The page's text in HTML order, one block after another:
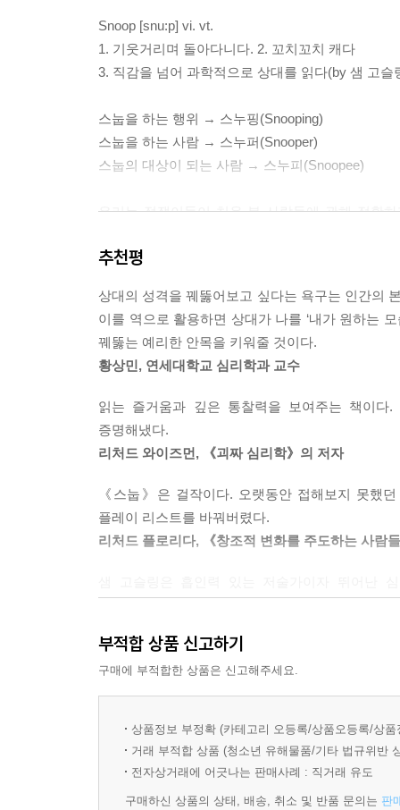
얼룩점에 담긴 지혜
CHAPTER 9_올바른 통찰의 가로막는 5가지 함정
함정 2: 엉뚱한 단서에서 의미를 유추한다
함정 3: 상관없는 단서를 활용한다
함정 4: 틈새에 맹점이 있다
스누핑이 준 선물
스누핑으로 그린 성격 그림
감정이 만들어낸 성격
CHAPTER 11_스누핑의 진정한 매력
성격을 반영한 공간 설계
나만의 비밀 상자
내가 원하는 모습의 나
주
찾아보기
“흠, 이 머리빗은 꽤 크군요. 아마도 남자 것인 듯 싶
세면대 주변을 찍은 사진이 이런 나의 추리를 뒷
다. 어질러지고 지저분한 정도를 봐서 남자의 욕
브형 스킨 크림은 끝이 아니라 중간에서부터 눌러
는데 흔히 게이클럽에서 많이 틀어주는 장르다.
을 쓴다는 점을 종합해보니 점차 일관적인 모습이
이메일의 서명란은 사람들이 자기 정체성에 대해
래쪽에 자신의 정체성에서 특히 중요하게 생각하
경구들이다.
A. 개인적 관심사의 좁은 한계를 뛰어넘어 모든
C. 삶에는 2가지 선택이 있다: 주어진 환경과 조건
D. 당신도 알겠지만, 세상 참 좁지요.?하지만 이
E. 언제나 부정을 막아낼 수는 없을지도 모른다.
네이터 3〉 중 아놀드 슈왈츠네거의 대사
G. 미래는 자신들의 아름다운 꿈을 믿는 사람들에
H. 먼저 연주를 하고 나서 무슨 곡이었는지 말해주
1. 경찰관.
2. 인간의 행동양식 진화론에 관심이 있는 대학원
5. 풍부한 상상력과 원대한 지적 도약을 이루어낸
6. 우리 대학의 박사학위 과정에 합격하고 싶은 대
7. 심리학 교수.
8. 상사의 부적절한 간통행위를 알리는 이 메일을
Snoop [snu:p] vi. vt.
1. 기웃거리며 돌아다니다. 2. 꼬치꼬치 캐다
3. 직감을 넘어 과학적으로 상대를 읽다(by 샘 고슬
스눕을 하는 행위 → 스누핑(Snooping)
스눕을 하는 사람 → 스누퍼(Snooper)
스눕의 대상이 되는 사람 → 스누피(Snoopee)
우리는 점쟁이들이 처음 본 사람들에 관해 정확
성격을 알아차릴 수 있다. 사실 우리가 알고 있는
직접 만나지 않고 단지 생활하는 장소나 소지품
테마는, 사람들의 다양한 성격 차이 그리고 일상
많은 것을 이야기할 수 있다는 사실이 전혀 놀랍지
스누핑의 세계는 점쟁이나 범죄 프로파일러
라이프스타일을 알아낸다. 심지어 과거 그 사람
일상의 행동을 통해 우리는 생활공간에 다양한
말라붙은 빈 커피잔이, 씻기 귀찮아하는 어떤 사
저자는 사람을 파악하는 일에서 우리가 가진 일
통해 사람을 평가하려는 것이다. 치밀하고 체계적
근거로 판단하는 것보다 오히려 도움이 되지 않
수 있다. 고객이 어떤 사람인지 알기 위한 새롭고
샘 고슬링 박사는 이 도발적이고 재기 넘치는 책
방법을 알려준다. 셜록 홈즈와 에르큘 포와르
흥미진진한 이야기로 가득한 이 책이 ‘사람을 읽는
당신은 ‘내향적’일까 ‘외향적’일까?
―‘척 보면 아는’ 단서: 가구 배치
추천평
상대의 성격을 꿰뚫어보고 싶다는 욕구는 인간의
이를 역으로 활용하면 상대가 나를 ‘내가 원하는
꿰뚫는 예리한 안목을 키워줄 것이다.
황상민, 연세대학교 심리학과 교수
읽는 즐거움과 깊은 통찰력을 보여주는 책이
증명해냈다.
리처드 와이즈먼, 《괴짜 심리학》의 저자
《스눕》은 걸작이다. 오랫동안 접해보지 못했
플레이 리스트를 바꿔버렸다.
리처드 플로리다, 《창조적 변화를 주도하는 사람
부적합 상품 신고하기
구매에 부적합한 상품은 신고해주세요.
상품정보 부정확 (카테고리 오등록/상품오등록/상
거래 부적합 상품 (청소년 유해물품/기타 법규위반
전자상거래에 어긋나는 판매사례 : 직거래 유도
구매하신 상품의 상태, 배송, 취소 및 반품 문의는 판